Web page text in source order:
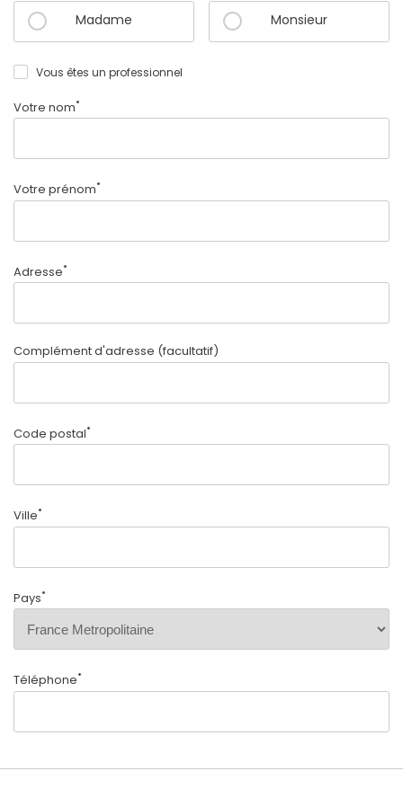
Madame Monsieur
Vous êtes un professionnel
Votre nom*
Votre prénom*
Adresse*
Complément d'adresse (facultatif)
Code postal*
Ville*
Pays*
Téléphone*